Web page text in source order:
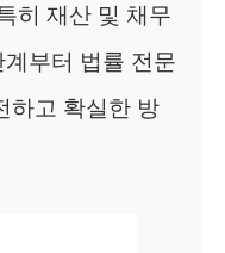
히 재산 및 채무
부터 법률 전문
하고 확실한 방